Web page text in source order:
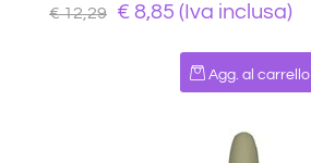
€ 12,29 € 8,85 (Iva inclusa)
Quantità
Agg. al carrello